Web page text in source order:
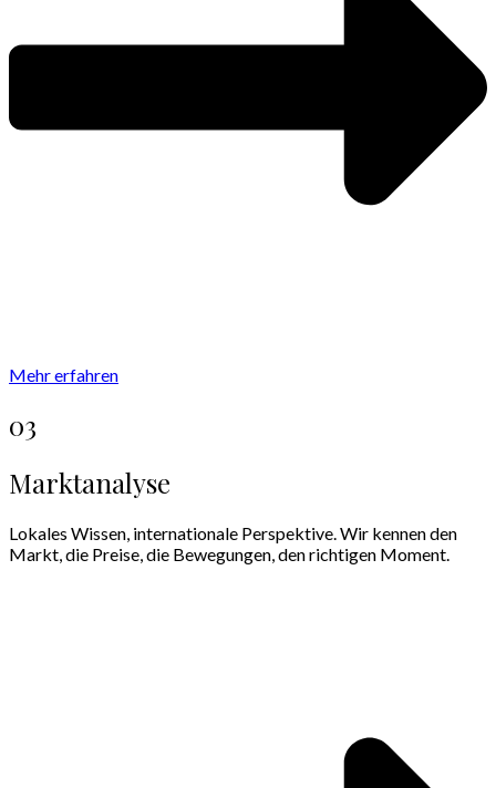
Mehr erfahren
03
Marktanalyse
Lokales Wissen, internationale Perspektive. Wir kennen den
Markt, die Preise, die Bewegungen, den richtigen Moment.